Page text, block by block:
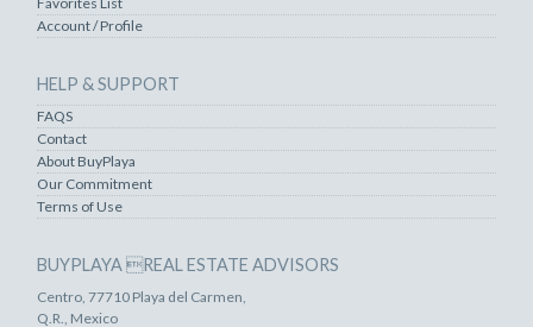
Account / Profile
HELP & SUPPORT
FAQS
Contact
About BuyPlaya
Our Commitment
Terms of Use
BUYPLAYA REAL ESTATE ADVISORS
Centro, 77710 Playa del Carmen,
Q.R., Mexico